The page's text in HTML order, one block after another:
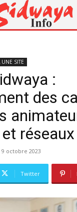
UNE SITE
:
des
9 octobre 2023
Twitter